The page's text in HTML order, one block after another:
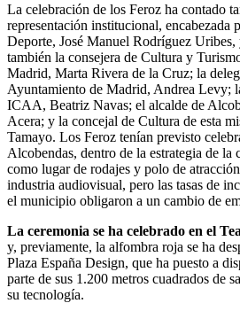
La celebración de los Feroz ha contado
representación institucional, encabezada
Deporte, José Manuel Rodríguez Uribes,
también la consejera de Cultura y
Madrid, Marta Rivera de la Cruz; la
Ayuntamiento de Madrid, Andrea Levy;
ICAA, Beatriz Navas; el alcalde de
Acera; y la concejal de Cultura de esta
Tamayo. Los Feroz tenían previsto
Alcobendas, dentro de la estrategia de la
como lugar de rodajes y polo de
industria audiovisual, pero las tasas de
el municipio obligaron a un cambio de
La ceremonia se ha celebrado en el
y, previamente, la alfombra roja se ha
Plaza España Design, que ha puesto a
parte de sus 1.200 metros cuadrados de
su tecnología.